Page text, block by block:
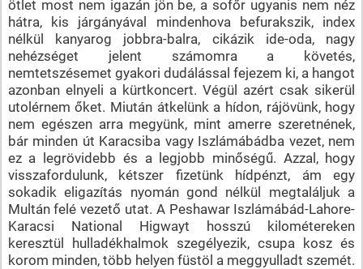
ötlet most nem igazán jön be, a sofőr ugyanis nem néz
hátra, kis járgányával mindenhova befurakszik, index
nélkül kanyarog jobbra-balra, cikázik ide-oda, nagy
nehézséget jelent számomra a követés,
nemtetszésemet gyakori dudálással fejezem ki, a hangot
azonban elnyeli a kürtkoncert. Végül azért csak sikerül
utolérnem őket. Miután átkelünk a hídon, rájövünk, hogy
nem egészen arra megyünk, mint amerre szeretnének,
bár minden út Karacsiba vagy Iszlámábádba vezet, nem
ez a legrövidebb és a legjobb minőségű. Azzal, hogy
visszafordulunk, kétszer fizetünk hídpénzt, ám egy
sokadik eligazítás nyomán gond nélkül megtaláljuk a
Multán felé vezető utat. A Peshawar­ Iszlámábád-Lahore-
Karacsi National Higwayt hosszú kilométereken
keresztül hulladékhalmok szegélyezik, csupa kosz és
korom minden, több helyen füstöl a meggyulladt szemét.